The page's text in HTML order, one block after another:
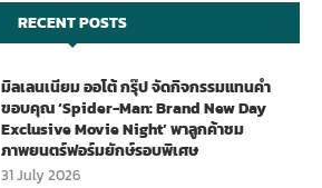
RECENT POSTS
มิลเลนเนียม ออโต้ กรุ๊ป จัดกิจกรรมแทนคำ
ขอบคุณ ‘Spider-Man: Brand New Day
Exclusive Movie Night’ พาลูกค้าชม
ภาพยนตร์ฟอร์มยักษ์รอบพิเศษ
31 July 2026